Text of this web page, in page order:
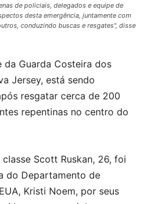
de policiais, delegados e equipe de
desta emergência, juntamente com
conduzindo buscas e resgates", disse
da Guarda Costeira dos
Jersey, está sendo
resgatar cerca de 200
repentinas no centro do
Scott Ruskan, 26, foi
do Departamento de
Kristi Noem, por seus